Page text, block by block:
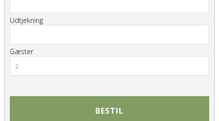
Udtjekning
Gæster
2
BESTIL